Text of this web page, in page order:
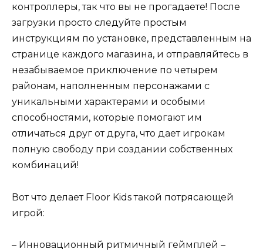
контроллеры, так что вы не прогадаете! После
загрузки просто следуйте простым
инструкциям по установке, представленным на
странице каждого магазина, и отправляйтесь в
незабываемое приключение по четырем
районам, наполненным персонажами с
уникальными характерами и особыми
способностями, которые помогают им
отличаться друг от друга, что дает игрокам
полную свободу при создании собственных
комбинаций!
Вот что делает Floor Kids такой потрясающей
игрой:
– Инновационный ритмичный геймплей –